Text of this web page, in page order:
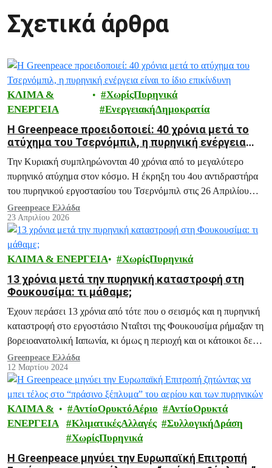
Σχετικά άρθρα
ΚΛΙΜΑ &
ΕΝΕΡΓΕΙΑ
ΧωρίςΠυρηνικά
ΕνεργειακήΔημοκρατία
Η Greenpeace προειδοποιεί: 40 χρόνια μετά το
ατύχημα του Τσερνόμπιλ, η πυρηνική ενέργεια
είναι το ίδιο επικίνδυνη
Την Κυριακή συμπληρώνονται 40 χρόνια από το μεγαλύτερο
πυρηνικό ατύχημα στον κόσμο. Η έκρηξη του 4ου αντιδραστήρα
του πυρηνικού εργοστασίου του Τσερνόμπιλ στις 26 Απριλίου
1986 ήταν μία τεράστια ανθρωπιστική και περιβαλλοντική
καταστροφή.
Greenpeace Ελλάδα
23 Απριλίου 2026
ΚΛΙΜΑ & ΕΝΕΡΓΕΙΑ ΧωρίςΠυρηνικά
13 χρόνια μετά την πυρηνική καταστροφή στη
Φουκουσίμα: τι μάθαμε;
Έχουν περάσει 13 χρόνια από τότε που ο σεισμός και η πυρηνική
καταστροφή στο εργοστάσιο Νταΐτσι της Φουκουσίμα ρήμαξαν τη
βορειοανατολική Ιαπωνία, κι όμως η περιοχή και οι κάτοικοι δεν
έχουν συνέλθει: υποφέρουν ακόμα από τις συνέπειες αυτής της
καταστροφής.
Greenpeace Ελλάδα
12 Μαρτίου 2024
ΚΛΙΜΑ &
ΕΝΕΡΓΕΙΑ
ΑντίοΟρυκτόΑέριο
ΑντίοΟρυκτά
ΚλιματικέςΑλλαγές
ΣυλλογικήΔράση
ΧωρίςΠυρηνικά
Η Greenpeace μηνύει την Ευρωπαϊκή Επιτροπή